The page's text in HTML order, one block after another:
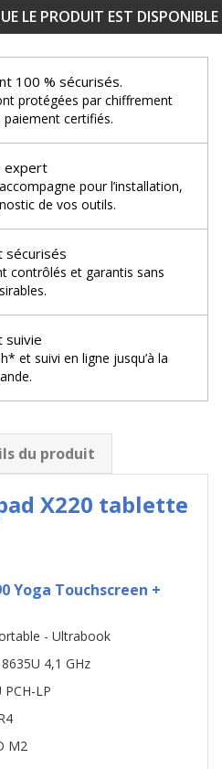
LE PRODUIT EST DISPONIBLE
100 % sécurisés.
protégées par chiffrement
paiement certifiés.
expert
pour l’installation,
de vos outils.
sécurisés
contrôlés et garantis sans
suivie
et suivi en ligne jusqu’à la
du produit
X220 tablette
Yoga Touchscreen +
- Ultrabook
4,1 GHz
LP
M2